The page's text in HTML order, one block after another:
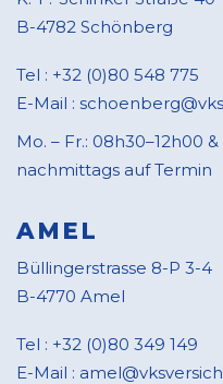
B-4782 Schönberg
Tel : +32 (0)80 548 775
E-Mail :
Mo. – Fr.: 08h30–12h00
nachmittags auf Termin
AMEL
Büllingerstrasse 8-P 3-4
B-4770 Amel
Tel : +32 (0)80 349 149
E-Mail :